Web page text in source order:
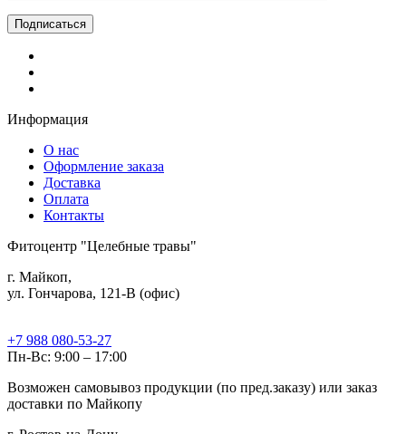
Информация
О нас
Оформление заказа
Доставка
Оплата
Контакты
Фитоцентр "Целебные травы"
г. Майкоп,
ул. Гончарова, 121-В (офис)
+7 988 080-53-27
Пн-Вс: 9:00 – 17:00
Возможен самовывоз продукции (по пред.заказу) или заказ
доставки по Майкопу